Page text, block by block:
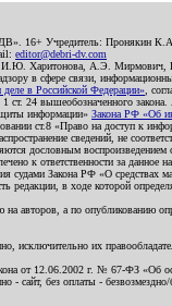
16+ Учредитель:
editor@debri-dv.com
И.Ю. Харитонова, А.Э.
в сфере связи,
в Российской Федерации» ,
24 вышеобозначенного
информации» Закона РФ «Об
ст.8 «Право на доступ к
сведений, не
дословным
к ответственности за данное
Закона РФ «О средствах
в ходе которой
а по опубликованию
исключительно их
от 12.06.2002 г. № 67-ФЗ «Об
- сайт, без оплаты - безвозмездно/